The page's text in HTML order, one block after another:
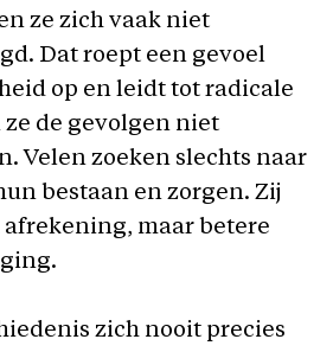
ze zich vaak niet
Dat roept een gevoel
op en leidt tot radicale
ze de gevolgen niet
Velen zoeken slechts naar
bestaan en zorgen. Zij
maar betere
zich nooit precies